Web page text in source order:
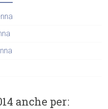
anche per: